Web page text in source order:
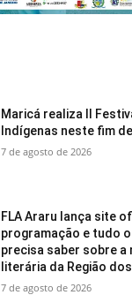
Maricá realiza II
Indígenas neste fim
7 de agosto de 2026
FLA Araru lança site
programação e tudo
precisa saber sobre a
literária da Região
7 de agosto de 2026